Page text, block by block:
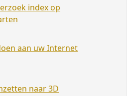
index op
aan uw Internet
naar 3D